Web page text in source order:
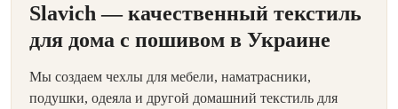
Slavich — качественный текстиль
для дома с пошивом в Украине
Мы создаем чехлы для мебели, наматрасники,
подушки, одеяла и другой домашний текстиль для